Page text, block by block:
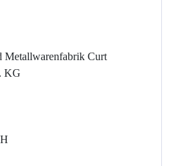
Metallwarenfabrik Curt
KG